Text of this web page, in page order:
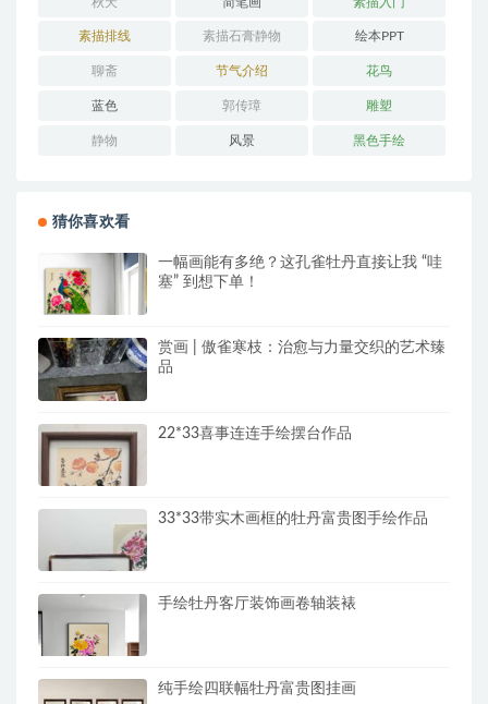
素描排线 素描石膏静物 绘本PPT
聊斋 节气介绍 花鸟
蓝色 郭传璋 雕塑
静物 风景 黑色手绘
猜你喜欢看
一幅画能有多绝？这孔雀牡丹直接让我 “哇
塞” 到想下单！
赏画 | 傲雀寒枝：治愈与力量交织的艺术臻
品
22*33喜事连连手绘摆台作品
33*33带实木画框的牡丹富贵图手绘作品
手绘牡丹客厅装饰画卷轴装裱
纯手绘四联幅牡丹富贵图挂画